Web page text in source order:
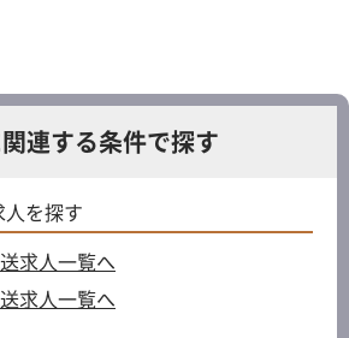
連する条件で探す
人を探す
求人一覧へ
求人一覧へ